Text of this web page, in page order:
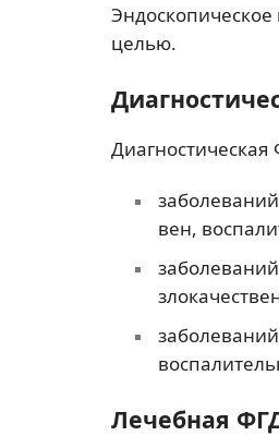
целью.
Диагностическая
вен,
Лечебная